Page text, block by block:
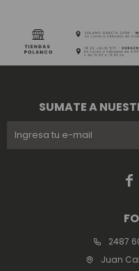

2487
Juan
SUMATE A